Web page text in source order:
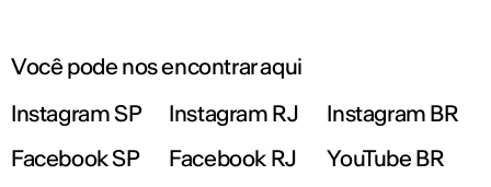
Você pode nos encontrar aqui
Instagram SP
Instagram RJ
Instagram BR
Facebook SP
Facebook RJ
YouTube BR